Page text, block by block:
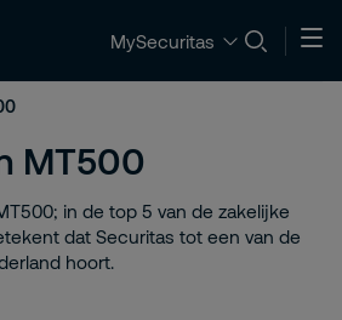
MySecuritas
MT500
in de top 5 van de zakelijke
dat Securitas tot een van de
hoort.